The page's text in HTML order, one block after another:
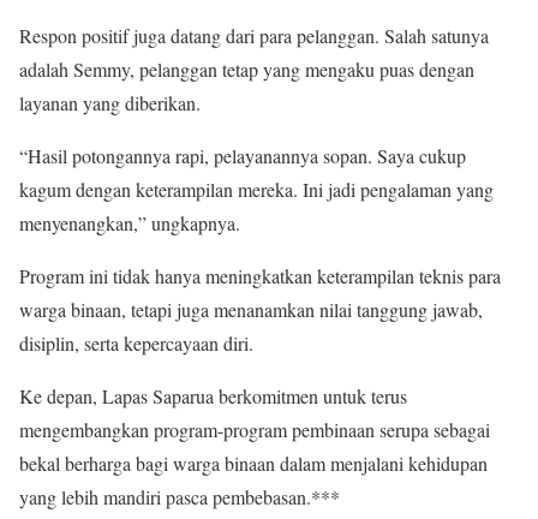
Respon positif juga datang dari para pelanggan. Salah satunya
adalah Semmy, pelanggan tetap yang mengaku puas dengan
layanan yang diberikan.
“Hasil potongannya rapi, pelayanannya sopan. Saya cukup
kagum dengan keterampilan mereka. Ini jadi pengalaman yang
menyenangkan,” ungkapnya.
Program ini tidak hanya meningkatkan keterampilan teknis para
warga binaan, tetapi juga menanamkan nilai tanggung jawab,
disiplin, serta kepercayaan diri.
Ke depan, Lapas Saparua berkomitmen untuk terus
mengembangkan program-program pembinaan serupa sebagai
bekal berharga bagi warga binaan dalam menjalani kehidupan
yang lebih mandiri pasca pembebasan.***